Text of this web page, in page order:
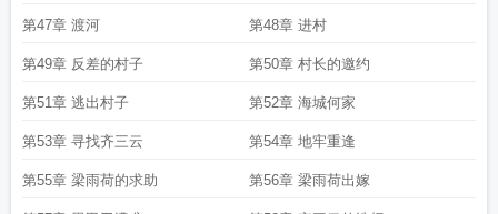
第47章 渡河 第48章 进村
第49章 反差的村子 第50章 村长的邀约
第51章 逃出村子 第52章 海城何家
第53章 寻找齐三云 第54章 地牢重逢
第55章 梁雨荷的求助 第56章 梁雨荷出嫁